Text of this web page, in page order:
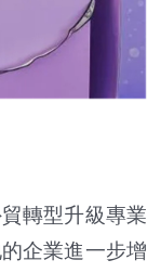
轉型升級專業
企業進一步增